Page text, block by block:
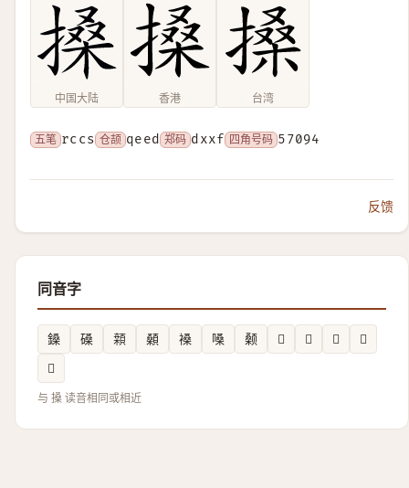
中国大陆 香港 台湾
五笔 rccs 仓颉 qeed 郑码 dxxf 四角号码 57094
反馈
同音字
鎟 磉 䫙 顙 褬 嗓 颡 𬧉 𣞙 𦟄
𬄾
𤸯
与 搡 读音相同或相近